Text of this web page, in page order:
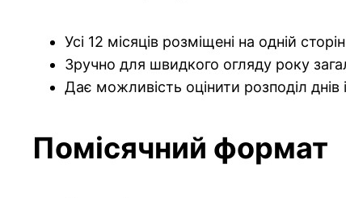
Усі 12 місяців розміщені на одній
Зручно для швидкого огляду року
Дає можливість оцінити розподіл днів
Помісячний формат